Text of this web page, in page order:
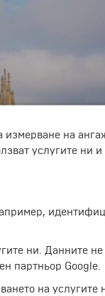
Испания.
Христос,
обграждат
му проект.
на
е
на
услугите ни
ни. Данните
партньор Google.
на услугите